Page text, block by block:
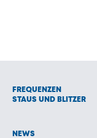
FREQUENZEN
STAUS UND BLITZER
NEWS